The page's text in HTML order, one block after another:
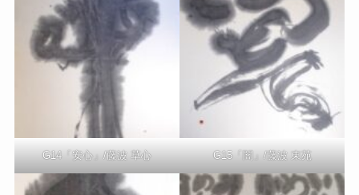
G14「安心」/藤波 草心 G15「闇」/藤波 東苑